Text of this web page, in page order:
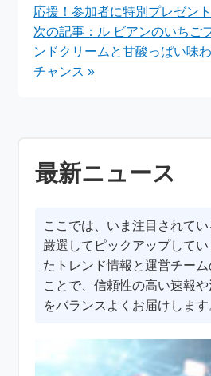
応援！参加者に特別プレゼント
次の記事：ル ビアンのいちご
ンドクリームと甘酸っぱい味
チャンス »
最新ニュース
ここでは、いま注目されて
厳選してピックアップして
たトレンド情報と運営チー
ことで、信頼性の高い速報
をバランスよくお届けします